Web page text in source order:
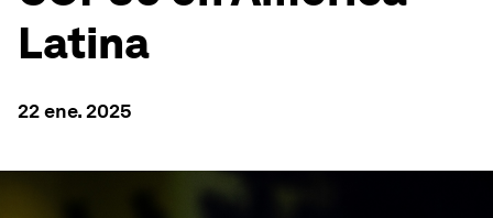
Latina
22 ene. 2025